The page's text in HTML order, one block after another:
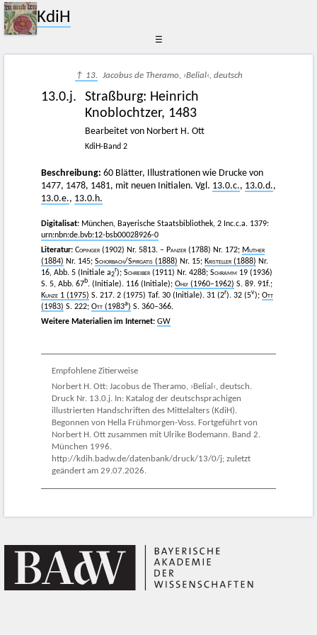
KdiH
☰
↑ 13. Jacobus de Theramo, ›Belial‹, deutsch
13.0.j. Straßburg: Heinrich
Knoblochtzer, 1483
Bearbeitet von Norbert H. Ott
KdiH-Band 2
Beschreibung: 60 Blätter, Illustrationen wie Drucke von
1477, 1478, 1481, mit neuen Initialen. Vgl. 13.0.c., 13.0.d.,
13.0.e., 13.0.h.
Digitalisat: München, Bayerische Staatsbibliothek, 2 Inc.c.a. 1379:
urn:nbn:de.bvb:12-bsb00028926-0
Literatur: Copinger (1902) Nr. 5813. – Panzer (1788) Nr. 172; Muther
(1884) Nr. 145; Schorbach/Spirgatis (1888) Nr. 15; Kristeller (1888) Nr.
16, Abb. 5 (Initiale a2
r); Schreiber (1911) Nr. 4288; Schramm 19 (1936)
S. 5, Abb. 67b. (Initiale). 116 (Initiale); Ohly (1960–1962) S. 89. 91f.;
Kunze 1 (1975) S. 217. 2 (1975) Taf. 30 (Initiale). 31 (2r). 32 (5v); Ott
(1983) S. 222; Ott (1983a) S. 360–366.
Weitere Materialien im Internet: GW
Empfohlene Zitierweise
Norbert H. Ott: Jacobus de Theramo, ›Belial‹, deutsch.
Druck Nr. 13.0.j. In: Katalog der deutschsprachigen
illustrierten Handschriften des Mittelalters (KdiH).
Begonnen von Hella Frühmorgen-Voss. Fortgeführt von
Norbert H. Ott zusammen mit Ulrike Bodemann. Band 2.
München 1996.
http://kdih.badw.de/datenbank/druck/13/0/j; zuletzt
geändert am 29.07.2026.